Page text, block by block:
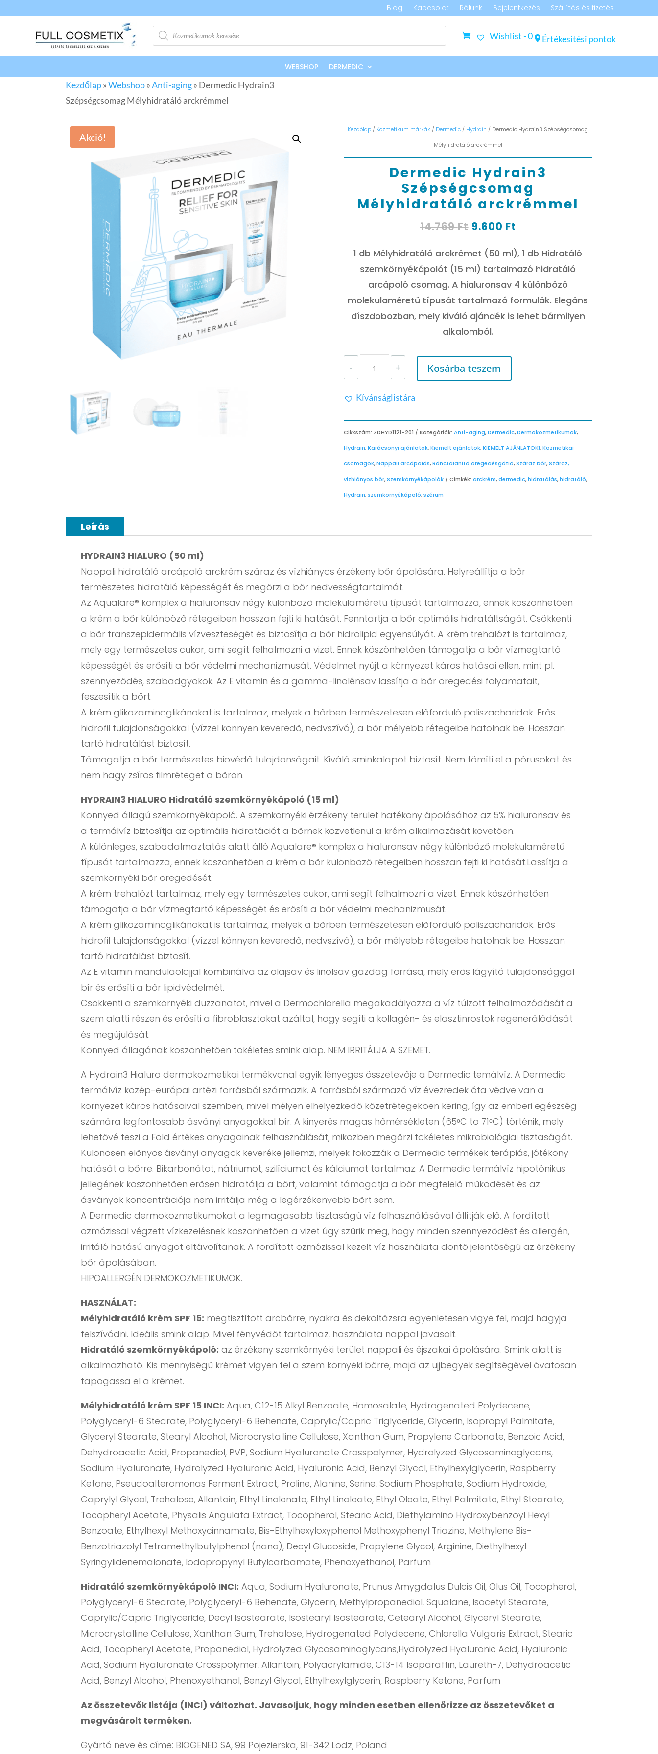
Blog Kapcsolat Rólunk Bejelentkezés Szállítás és fizetés
Products
search
Wishlist -0 Értékesítési pontok
WEBSHOP DERMEDIC
Kezdőlap»Webshop»Anti-aging» Dermedic Hydrain3
Szépségcsomag Mélyhidratáló arckrémmel
Akció!
Kezdőlap / Kozmetikum márkák / Dermedic / Hydrain / Dermedic Hydrain3 Szépségcsomag
Mélyhidratáló arckrémmel
Dermedic Hydrain3
Szépségcsomag
Mélyhidratáló arckrémmel
14.769Ft Original
was:
14.769 Ft.
9.600 Ft
is:
9.600 Ft.
1 db Mélyhidratáló arckrémet (50 ml), 1 db Hidratáló
szemkörnyékápolót (15 ml) tartalmazó hidratáló
arcápoló csomag. A hialuronsav 4 különböző
molekulaméretű típusát tartalmazó formulák. Elegáns
díszdobozban, mely kiváló ajándék is lehet bármilyen
alkalomból.
-
DERMEDIC
HYDRAIN3
SZÉPSÉGCSOMAG
ARCKRÉMMEL
+ Kosárba teszem
Kívánságlistára
Cikkszám: ZDHYD1121-201 Kategóriák: Anti-aging,Dermedic,Dermokozmetikumok,
Hydrain,Karácsonyi ajánlatok,Kiemelt ajánlatok,KIEMELT AJÁNLATOK!,Kozmetikai
csomagok,Nappali arcápolás,Ránctalanító öregedésgátló,Száraz bőr,Száraz,
vízhiányos bőr,Szemkörnyékápolók Címkék: arckrém,dermedic,hidratálás,hidratáló,
Hydrain,szemkörnyékápoló,szérum
Leírás
HYDRAIN3 HIALURO (50 ml)
Nappali hidratáló arcápoló arckrém száraz és vízhiányos érzékeny bőr ápolására. Helyreállítja a bőr
természetes hidratáló képességét és megőrzi a bőr nedvességtartalmát.
Az Aqualare® komplex a hialuronsav négy különböző molekulaméretű típusát tartalmazza, ennek köszönhetően
a krém a bőr különböző rétegeiben hosszan fejti ki hatását. Fenntartja a bőr optimális hidratáltságát. Csökkenti
a bőr transzepidermális vízveszteségét és biztosítja a bőr hidrolipid egyensúlyát. A krém trehalózt is tartalmaz,
mely egy természetes cukor, ami segít felhalmozni a vizet. Ennek köszönhetően támogatja a bőr vízmegtartó
képességét és erősíti a bőr védelmi mechanizmusát. Védelmet nyújt a környezet káros hatásai ellen, mint pl.
szennyeződés, szabadgyökök. Az E vitamin és a gamma-linolénsav lassítja a bőr öregedési folyamatait,
feszesítik a bőrt.
A krém glikozaminoglikánokat is tartalmaz, melyek a bőrben természetesen előforduló poliszacharidok. Erős
hidrofil tulajdonságokkal (vízzel könnyen keveredő, nedvszívó), a bőr mélyebb rétegeibe hatolnak be. Hosszan
tartó hidratálást biztosít.
Támogatja a bőr természetes biovédő tulajdonságait. Kiváló sminkalapot biztosít. Nem tömíti el a pórusokat és
nem hagy zsíros filmréteget a bőrön.
HYDRAIN3 HIALURO Hidratáló szemkörnyékápoló (15 ml)
Könnyed állagú szemkörnyékápoló. A szemkörnyéki érzékeny terület hatékony ápolásához az 5% hialuronsav és
a termálvíz biztosítja az optimális hidratációt a bőrnek közvetlenül a krém alkalmazását követően.
A különleges, szabadalmaztatás alatt álló Aqualare® komplex a hialuronsav négy különböző molekulaméretű
típusát tartalmazza, ennek köszönhetően a krém a bőr különböző rétegeiben hosszan fejti ki hatását.Lassítja a
szemkörnyéki bőr öregedését.
A krém trehalózt tartalmaz, mely egy természetes cukor, ami segít felhalmozni a vizet. Ennek köszönhetően
támogatja a bőr vízmegtartó képességét és erősíti a bőr védelmi mechanizmusát.
A krém glikozaminoglikánokat is tartalmaz, melyek a bőrben természetesen előforduló poliszacharidok. Erős
hidrofil tulajdonságokkal (vízzel könnyen keveredő, nedvszívó), a bőr mélyebb rétegeibe hatolnak be. Hosszan
tartó hidratálást biztosít.
Az E vitamin mandulaolajjal kombinálva az olajsav és linolsav gazdag forrása, mely erős lágyító tulajdonsággal
bír és erősíti a bőr lipidvédelmét.
Csökkenti a szemkörnyéki duzzanatot, mivel a Dermochlorella megakadályozza a víz túlzott felhalmozódását a
szem alatti részen és erősíti a fibroblasztokat azáltal, hogy segíti a kollagén- és elasztinrostok regenerálódását
és megújulását.
Könnyed állagának köszönhetően tökéletes smink alap. NEM IRRITÁLJA A SZEMET.
A Hydrain3 Hialuro dermokozmetikai termékvonal egyik lényeges összetevője a Dermedic temálvíz. A Dermedic
termálvíz közép-európai artézi forrásból származik. A forrásból származó víz évezredek óta védve van a
környezet káros hatásaival szemben, mivel mélyen elhelyezkedő kőzetrétegekben kering, így az emberi egészség
számára legfontosabb ásványi anyagokkal bír. A kinyerés magas hőmérsékleten (65ᵒC to 71ᵒC) történik, mely
lehetővé teszi a Föld értékes anyagainak felhasználását, miközben megőrzi tökéletes mikrobiológiai tisztaságát.
Különösen előnyös ásványi anyagok keveréke jellemzi, melyek fokozzák a Dermedic termékek terápiás, jótékony
hatását a bőrre. Bikarbonátot, nátriumot, szilíciumot és kálciumot tartalmaz. A Dermedic termálvíz hipotónikus
jellegének köszönhetően erősen hidratálja a bőrt, valamint támogatja a bőr megfelelő működését és az
ásványok koncentrációja nem irritálja még a legérzékenyebb bőrt sem.
A Dermedic dermokozmetikumokat a legmagasabb tisztaságú víz felhasználásával állítják elő. A fordított
ozmózissal végzett vízkezelésnek köszönhetően a vizet úgy szűrik meg, hogy minden szennyeződést és allergén,
irritáló hatású anyagot eltávolítanak. A fordított ozmózissal kezelt víz használata döntő jelentőségű az érzékeny
bőr ápolásában.
HIPOALLERGÉN DERMOKOZMETIKUMOK.
HASZNÁLAT:
Mélyhidratáló krém SPF 15: megtisztított arcbőrre, nyakra és dekoltázsra egyenletesen vigye fel, majd hagyja
felszívódni. Ideális smink alap. Mivel fényvédőt tartalmaz, használata nappal javasolt.
Hidratáló szemkörnyékápoló: az érzékeny szemkörnyéki terület nappali és éjszakai ápolására. Smink alatt is
alkalmazható. Kis mennyiségű krémet vigyen fel a szem környéki bőrre, majd az ujjbegyek segítségével óvatosan
tapogassa el a krémet.
Mélyhidratáló krém SPF 15 INCI: Aqua, C12-15 Alkyl Benzoate, Homosalate, Hydrogenated Polydecene,
Polyglyceryl-6 Stearate, Polyglyceryl-6 Behenate, Caprylic/Capric Triglyceride, Glycerin, Isopropyl Palmitate,
Glyceryl Stearate, Stearyl Alcohol, Microcrystalline Cellulose, Xanthan Gum, Propylene Carbonate, Benzoic Acid,
Dehydroacetic Acid, Propanediol, PVP, Sodium Hyaluronate Crosspolymer, Hydrolyzed Glycosaminoglycans,
Sodium Hyaluronate, Hydrolyzed Hyaluronic Acid, Hyaluronic Acid, Benzyl Glycol, Ethylhexylglycerin, Raspberry
Ketone, Pseudoalteromonas Ferment Extract, Proline, Alanine, Serine, Sodium Phosphate, Sodium Hydroxide,
Caprylyl Glycol, Trehalose, Allantoin, Ethyl Linolenate, Ethyl Linoleate, Ethyl Oleate, Ethyl Palmitate, Ethyl Stearate,
Tocopheryl Acetate, Physalis Angulata Extract, Tocopherol, Stearic Acid, Diethylamino Hydroxybenzoyl Hexyl
Benzoate, Ethylhexyl Methoxycinnamate, Bis-Ethylhexyloxyphenol Methoxyphenyl Triazine, Methylene Bis-
Benzotriazolyl Tetramethylbutylphenol (nano), Decyl Glucoside, Propylene Glycol, Arginine, Diethylhexyl
Syringylidenemalonate, Iodopropynyl Butylcarbamate, Phenoxyethanol, Parfum
Hidratáló szemkörnyékápoló INCI: Aqua, Sodium Hyaluronate, Prunus Amygdalus Dulcis Oil, Olus Oil, Tocopherol,
Polyglyceryl-6 Stearate, Polyglyceryl-6 Behenate, Glycerin, Methylpropanediol, Squalane, Isocetyl Stearate,
Caprylic/Capric Triglyceride, Decyl Isostearate, Isostearyl Isostearate, Cetearyl Alcohol, Glyceryl Stearate,
Microcrystalline Cellulose, Xanthan Gum, Trehalose, Hydrogenated Polydecene, Chlorella Vulgaris Extract, Stearic
Acid, Tocopheryl Acetate, Propanediol, Hydrolyzed Glycosaminoglycans,Hydrolyzed Hyaluronic Acid, Hyaluronic
Acid, Sodium Hyaluronate Crosspolymer, Allantoin, Polyacrylamide, C13-14 Isoparaffin, Laureth-7, Dehydroacetic
Acid, Benzyl Alcohol, Phenoxyethanol, Benzyl Glycol, Ethylhexylglycerin, Raspberry Ketone, Parfum
Az összetevők listája (INCI) változhat. Javasoljuk, hogy minden esetben ellenőrizze az összetevőket a
megvásárolt terméken.
Gyártó neve és címe: BIOGENED SA, 99 Pojezierska, 91-342 Lodz, Poland